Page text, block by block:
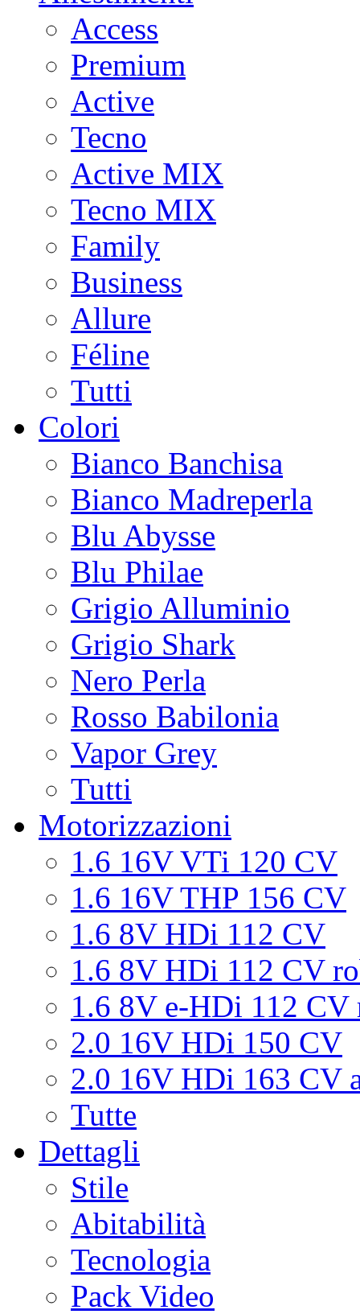
Access
Premium
Active
Tecno
Active MIX
Tecno MIX
Family
Business
Allure
Féline
Tutti
Colori
Bianco Banchisa
Bianco Madreperla
Blu Abysse
Blu Philae
Grigio Alluminio
Grigio Shark
Nero Perla
Rosso Babilonia
Vapor Grey
Tutti
Motorizzazioni
1.6 16V VTi 120 CV
1.6 16V THP 156 CV
1.6 8V HDi 112 CV
1.6 8V HDi 112 CV
1.6 8V e-HDi 112 CV
2.0 16V HDi 150 CV
2.0 16V HDi 163 CV
Tutte
Dettagli
Stile
Abitabilità
Tecnologia
Pack Video